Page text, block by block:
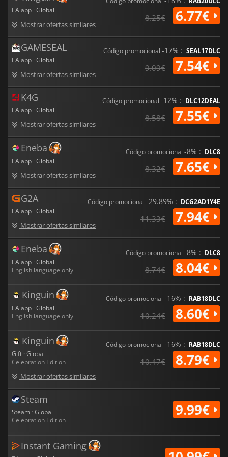
EA app · Global
Mostrar ofertas similares
8.25€ 6.77€
GAMESEAL
EA app · Global
Mostrar ofertas similares
Código promocional -17% : SEAL17DLC
9.09€ 7.54€
K4G
EA app · Global
Mostrar ofertas similares
Código promocional -12% : DLC12DEAL
8.58€ 7.55€
Eneba
EA app · Global
Mostrar ofertas similares
Código promocional -8% : DLC8
8.32€ 7.65€
G2A
EA app · Global
Mostrar ofertas similares
Código promocional -29.89% : DCG2AD1Y4E
11.33€ 7.94€
Eneba
EA app · Global
English language only
Código promocional -8% : DLC8
8.74€ 8.04€
Kinguin
EA app · Global
English language only
Código promocional -16% : RAB18DLC
10.24€ 8.60€
Kinguin
Gift · Global
Celebration Edition
Mostrar ofertas similares
Código promocional -16% : RAB18DLC
10.47€ 8.79€
Steam
Steam · Global
Celebration Edition
9.99€
Instant Gaming